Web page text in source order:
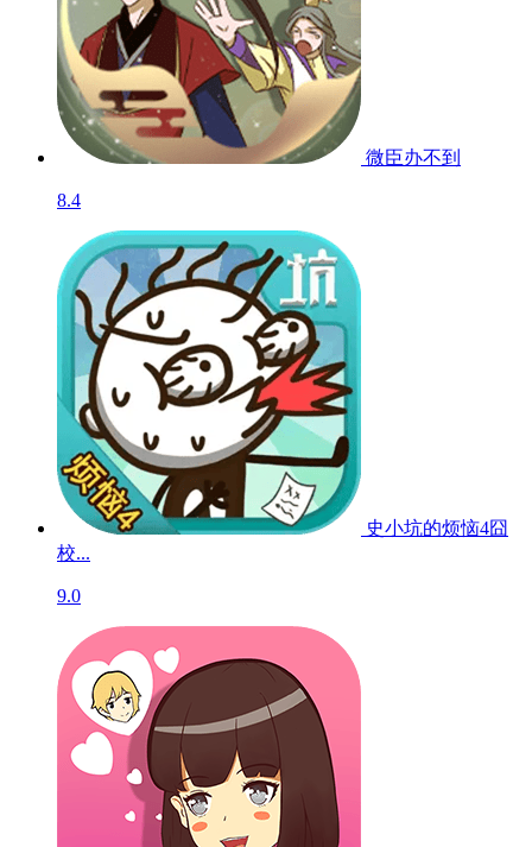
微臣办不到
8.4
史小坑的烦恼4囧
校...
9.0